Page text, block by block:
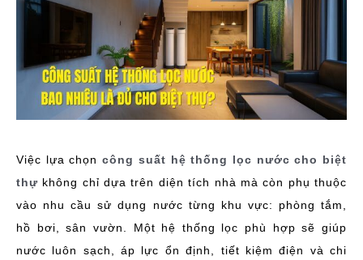
Việc lựa chọncông suất hệ thống lọc nước cho biệt
thự không chỉ dựa trên diện tích nhà mà còn phụ thuộc
vào nhu cầu sử dụng nước từng khu vực: phòng tắm,
hồ bơi, sân vườn. Một hệ thống lọc phù hợp sẽ giúp
nước luôn sạch, áp lực ổn định, tiết kiệm điện và chi